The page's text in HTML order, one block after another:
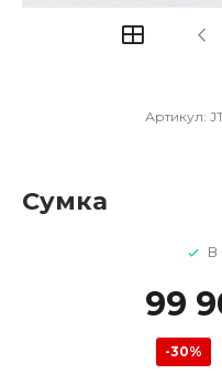
Артикул:
Cумка
В
99
-30%